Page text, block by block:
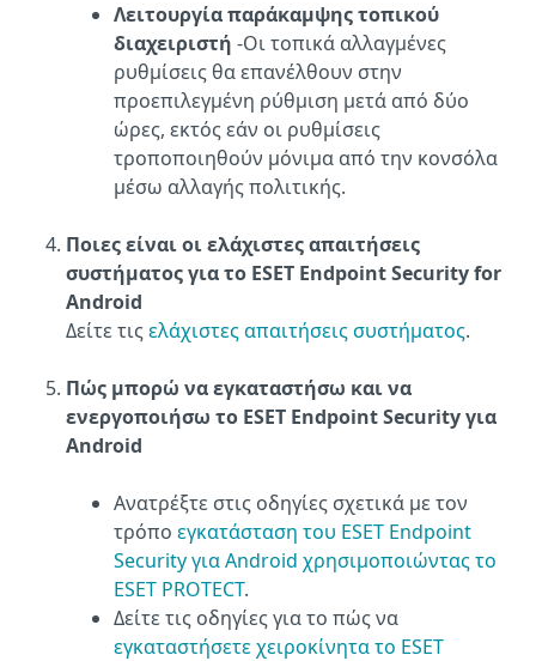
Λειτουργία παράκαμψης τοπικού
διαχειριστή -Οι τοπικά αλλαγμένες
ρυθμίσεις θα επανέλθουν στην
προεπιλεγμένη ρύθμιση μετά από δύο
ώρες, εκτός εάν οι ρυθμίσεις
τροποποιηθούν μόνιμα από την κονσόλα
μέσω αλλαγής πολιτικής.
Ποιες είναι οι ελάχιστες απαιτήσεις
συστήματος για το ESET Endpoint Security for
Android
Δείτε τιςελάχιστες απαιτήσεις συστήματος.
Πώς μπορώ να εγκαταστήσω και να
ενεργοποιήσω το ESET Endpoint Security για
Android
Ανατρέξτε στις οδηγίες σχετικά με τον
τρόπο εγκατάσταση του ESET Endpoint
Security για Android χρησιμοποιώντας το
ESET PROTECT.
Δείτε τις οδηγίες για το πώς να
εγκαταστήσετε χειροκίνητα το ESET